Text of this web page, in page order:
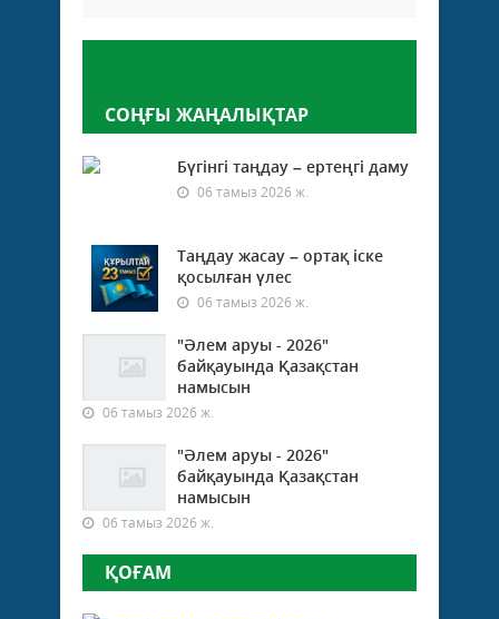
СОҢҒЫ ЖАҢАЛЫҚТАР
Бүгінгі таңдау – ертеңгі даму
06 тамыз 2026 ж.
Таңдау жасау – ортақ іске
қосылған үлес
06 тамыз 2026 ж.
"Әлем аруы - 2026"
байқауында Қазақстан
намысын
06 тамыз 2026 ж.
"Әлем аруы - 2026"
байқауында Қазақстан
намысын
06 тамыз 2026 ж.
ҚОҒАМ